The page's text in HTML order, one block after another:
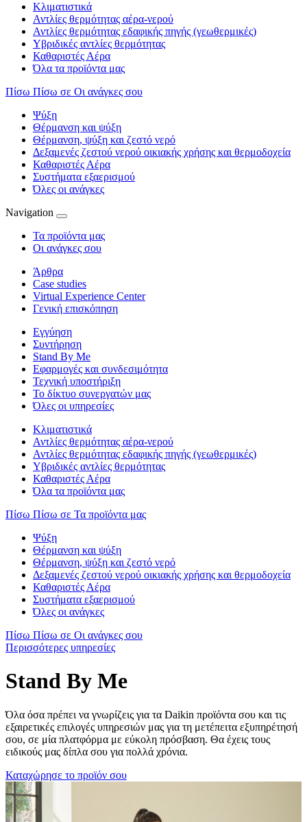
Κλιματιστικά
Αντλίες θερμότητας αέρα-νερού
Αντλίες θερμότητας εδαφικής πηγής (γεωθερμικές)
Υβριδικές αντλίες θερμότητας
Καθαριστές Αέρα
Όλα τα προϊόντα μας
Πίσω Πίσω σε Οι ανάγκες σου
Ψύξη
Θέρμανση και ψύξη
Θέρμανση, ψύξη και ζεστό νερό
Δεξαμενές ζεστού νερού οικιακής χρήσης και θερμοδοχεία
Καθαριστές Αέρα
Συστήματα εξαερισμού
Όλες οι ανάγκες
Navigation
Τα προϊόντα μας
Οι ανάγκες σου
Άρθρα
Case studies
Virtual Experience Center
Γενική επισκόπηση
Εγγύηση
Συντήρηση
Stand By Me
Εφαρμογές και συνδεσιμότητα
Τεχνική υποστήριξη
Το δίκτυο συνεργατών μας
Όλες οι υπηρεσίες
Κλιματιστικά
Αντλίες θερμότητας αέρα-νερού
Αντλίες θερμότητας εδαφικής πηγής (γεωθερμικές)
Υβριδικές αντλίες θερμότητας
Καθαριστές Αέρα
Όλα τα προϊόντα μας
Πίσω Πίσω σε Τα προϊόντα μας
Ψύξη
Θέρμανση και ψύξη
Θέρμανση, ψύξη και ζεστό νερό
Δεξαμενές ζεστού νερού οικιακής χρήσης και θερμοδοχεία
Καθαριστές Αέρα
Συστήματα εξαερισμού
Όλες οι ανάγκες
Πίσω Πίσω σε Οι ανάγκες σου
Περισσότερες υπηρεσίες
Stand By Me
Όλα όσα πρέπει να γνωρίζεις για τα Daikin προϊόντα σου και τις
εξαιρετικές επιλογές υπηρεσιών μας για τη μετέπειτα εξυπηρέτησή
σου, σε μία πλατφόρμα με εύκολη πρόσβαση. Θα έχεις τους
ειδικούς μας δίπλα σου για πολλά χρόνια.
Καταχώρησε το προϊόν σου